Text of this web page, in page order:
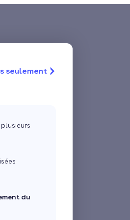
seulement
du